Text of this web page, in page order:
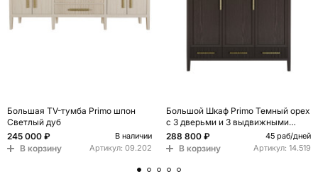
Большая TV-тумба Primo шпон
Светлый дуб
245 000 ₽
В наличии
В корзину Артикул: 09.202
Большой Шкаф Primo Темный орех
с 3 дверьми и 3 выдвижными
ящиками
288 800 ₽ 45 раб/дней
В корзину Артикул: 14.519